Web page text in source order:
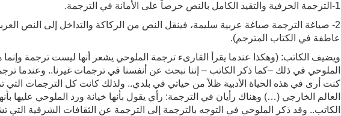
1-الترجمة الحرفية والتقيد الكامل بالنص حرصاً على الأمانة في الترجمة.
2- صياغة الترجمة صياغة عربية سليمة، فينقل النص من الركاكة والتداخل إلى النص
عاطفة في الكتاب المترجم).
ويضيف الكاتب: (وهكذا عندما يقرأ القارىء ترجمة الملوحي يشعر أنها ليست ترجمة
الملوحي في ذلك –كما ذكر الكاتب – إننا نبحث عن أنفسنا في ترجمات غيرنا.. وعندما
كنت أرى في هذه الحياة الأدبية ظلاً من حياتي في بلدي.. ولذلك كانت كل الترجمات التي
العالم الخارجي (…) وهناك رأيان في الترجمة: رأي يقول بأنها خيانة ورد الملوحي عليها
الكاتب.. وقد ذكر الملوحي في التوجه بالترجمة إلى الترجمة عن الثقافات الشرقية التي